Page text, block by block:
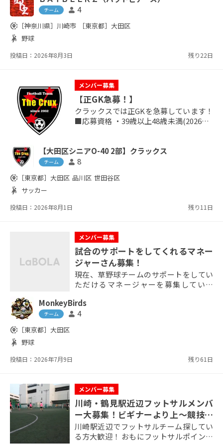
選手24名（23〜61歳）に混じり、女性選
手11名（24〜34歳）が所属している男女
混合チームで毎週土曜日の午後に活動し
者であればブランクや実力は不問です！
但し、男性メンバーに関しては毎回希望
チーム person 4
share_location ［神奈川県］ 川崎市 ［東京都］ 大田区
sports_handball 野球
投稿日：2026年8月3日 残り22日
メンバー募集
【正GK急募！】
クラックスでは正GKを急募しています！
■応募資格 ・39歳以上48歳未満(2026年3
で区外の方はご相談ください) ・中学以上
のサッカー経験者 ・チームメイトや対戦
アプレーでポジティブな声かけができる
【大田区シニアO-40 2部】クラックス
チーム person 8
share_location ［東京都］ 大田区 品川区 世田谷区
sports_handball サッカー
投稿日：2026年8月1日 残り11日
メンバー募集
試合のサポートをしてくれるマネー
ジャーさん募集！
現在、草野球チームのサポートをしてい
ただけるマネージャーを募集していま
アブックの記入や、選手のプレイ写真等
の撮影をお願いしたいと思っています。
MonkeyBirds
チーム person 4
share_location ［東京都］ 大田区
sports_handball 野球
投稿日：2026年7月9日 残り61日
メンバー募集
川崎・鶴見駅近辺フットサルメンバ
ー大募集！ビギナーより上〜競技志
向！毎週土日のどちらかで活動
川崎駅近辺でフットサルチーム探してい
る方大歓迎！ おもにフットサルポイント